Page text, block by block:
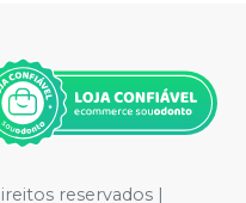
reservados |